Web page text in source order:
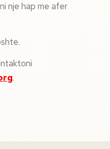
nje hap me afer
.